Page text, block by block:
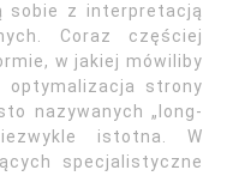
sobie z interpretacją
Coraz częściej
w jakiej mówiliby
optymalizacja strony
nazywanych „long-
istotna. W
specjalistyczne